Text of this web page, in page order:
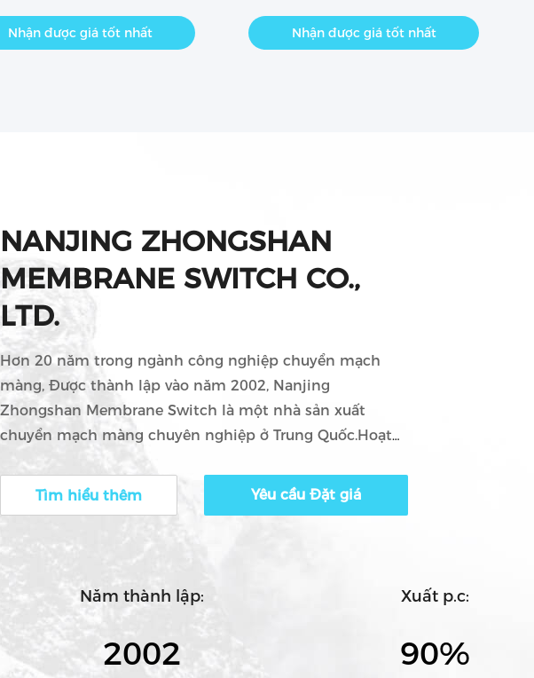
Nhận được giá tốt nhất Nhận được giá tốt nhất
NANJING ZHONGSHAN
MEMBRANE SWITCH CO.,
LTD.
Hơn 20 năm trong ngành công nghiệp chuyển mạch
màng, Được thành lập vào năm 2002, Nanjing
Zhongshan Membrane Switch là một nhà sản xuất
chuyển mạch màng chuyên nghiệp ở Trung Quốc.Hoạt
động chuyên nghiệp của chúng tôi có thể đảm bảo cho
bạn các sản phẩm chất lượng được hỗ trợ bởi cơ khíDựa
trên khả năng tốt của chúng tôi trong công nghệ và sản
xuất, sản phẩm của chúng tôi được kiểm tra nghiêm
đảm bảo thêm., các nhà máy của chúng tôi được ch...
Tìm hiểu thêm Yêu cầu Đặt giá
Năm thành lập:
2002
Xuất p.c:
90%